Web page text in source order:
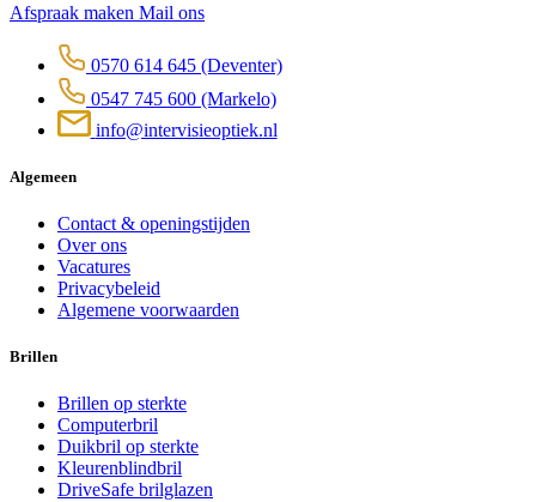
Afspraak maken Mail ons
0570 614 645 (Deventer)
0547 745 600 (Markelo)
info@intervisieoptiek.nl
Algemeen
Contact & openingstijden
Over ons
Vacatures
Privacybeleid
Algemene voorwaarden
Brillen
Brillen op sterkte
Computerbril
Duikbril op sterkte
Kleurenblindbril
DriveSafe brilglazen